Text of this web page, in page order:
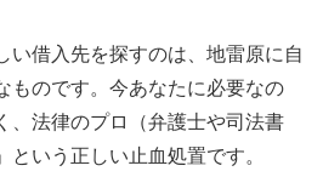
い借入先を探すのは、地雷原に自
ものです。今あなたに必要なの
、法律のプロ（弁護士や司法書
いう正しい止血処置です。